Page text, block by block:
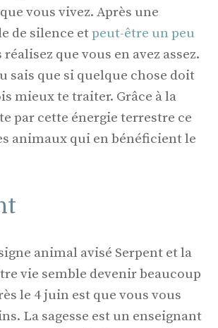
vous vivez. Après une
de silence etpeut-être un peu
réalisez que vous en avez assez.
sais que si quelque chose doit
mieux te traiter. Grâce à la
par cette énergie terrestre ce
animaux qui en bénéficient le
animal avisé Serpent et la
vie semble devenir beaucoup
le 4 juin est que vous vous
La sagesse est un enseignant